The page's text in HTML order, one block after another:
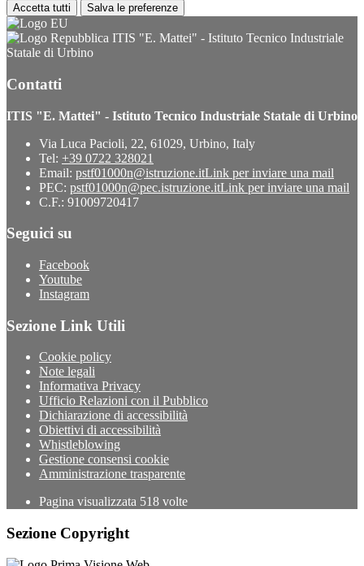
Accetta tutti Salva le preferenze
ITIS "E. Mattei" - Istituto Tecnico Industriale
Statale di Urbino
Contatti
ITIS "E. Mattei" - Istituto Tecnico Industriale Statale di Urbino
Via Luca Pacioli, 22, 61029, Urbino, Italy
Tel: +39 0722 328021
Email: pstf01000n@istruzione.itLink per inviare una mail
PEC: pstf01000n@pec.istruzione.itLink per inviare una mail
C.F.: 91009720417
Seguici su
Facebook
Youtube
Instagram
Sezione Link Utili
Cookie policy
Note legali
Informativa Privacy
Ufficio Relazioni con il Pubblico
Dichiarazione di accessibilità
Obiettivi di accessibilità
Whistleblowing
Gestione consensi cookie
Amministrazione trasparente
Pagina visualizzata 518 volte
Sezione Copyright